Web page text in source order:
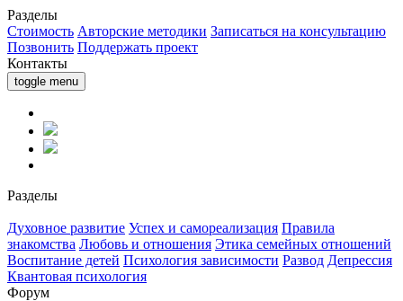
Разделы
Стоимость Авторские методики Записаться на консультацию
Позвонить Поддержать проект
Контакты
toggle menu
Разделы
Духовное развитие Успех и самореализация Правила
знакомства Любовь и отношения Этика семейных отношений
Воспитание детей Психология зависимости Развод Депрессия
Квантовая психология
Форум